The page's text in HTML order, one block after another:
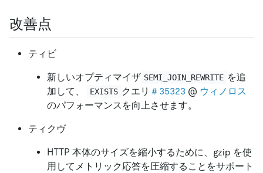
改善点
ティビ
新しいオプティマイザ SEMI_JOIN_REWRITE を追
加して、
EXISTS クエリ ＃35323 @ ウィノロス
のパフォーマンスを向上させます。
ティクヴ
HTTP 本体のサイズを縮小するために、gzip を使
用してメトリック応答を圧縮することをサポート